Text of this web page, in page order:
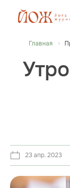
Главная
23 апр. 2023